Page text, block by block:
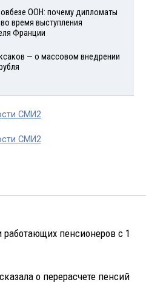
ООН: почему дипломаты
время выступления
Франции
— о массовом внедрении
СМИ2
СМИ2
пенсионеров с 1
о перерасчете пенсий